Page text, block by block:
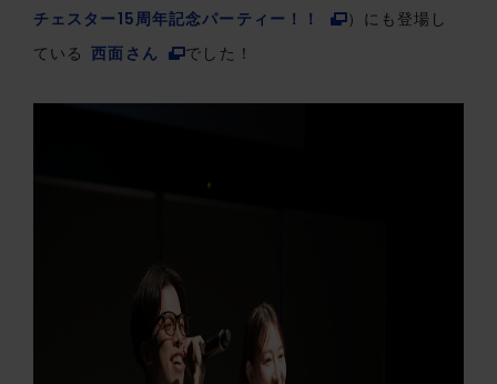
チェスター15周年記念パーティー！！
）にも登場し
ている 西面さん でした！